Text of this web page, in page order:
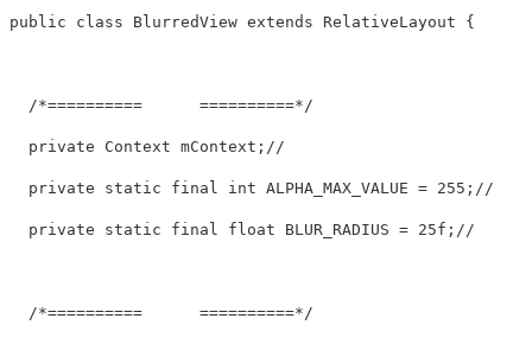
public class BlurredView extends RelativeLayout {
  /*==========      ==========*/
  private Context mContext;//
private static final int ALPHA_MAX_VALUE =
private static final float BLUR_RADIUS = 25f;//
  /*==========      ==========*/